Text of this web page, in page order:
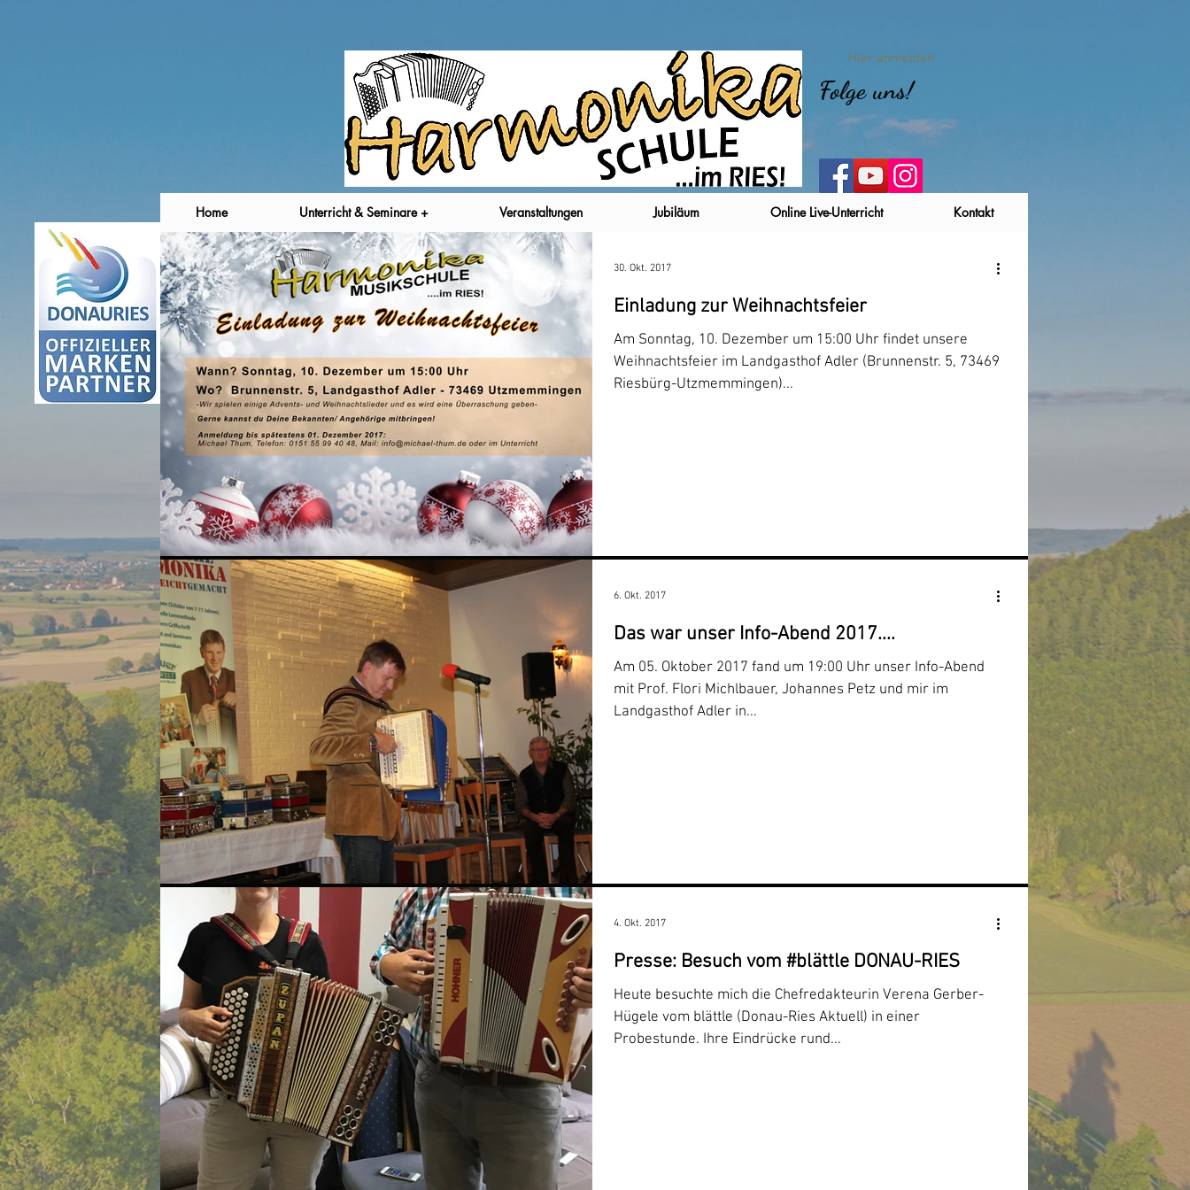
Hier anmelden
Folge uns!
Einladung zur Weihnachtsfeier
Am Sonntag, 10. Dezember um 15:00 Uhr findet unsere
Weihnachtsfeier im Landgasthof Adler (Brunnenstr. 5, 73469
Riesbürg-Utzmemmingen)...
30. Okt. 2017
Das war unser Info-Abend 2017....
Am 05. Oktober 2017 fand um 19:00 Uhr unser Info-Abend
mit Prof. Flori Michlbauer, Johannes Petz und mir im
Landgasthof Adler in...
6. Okt. 2017
Presse: Besuch vom #blättle DONAU-RIES
Heute besuchte mich die Chefredakteurin Verena Gerber-
Hügele vom blättle (Donau-Ries Aktuell) in einer
Probestunde. Ihre Eindrücke rund...
4. Okt. 2017
Home Unterricht & Seminare + Veranstaltungen Jubiläum Online Live-Unterricht Kontakt